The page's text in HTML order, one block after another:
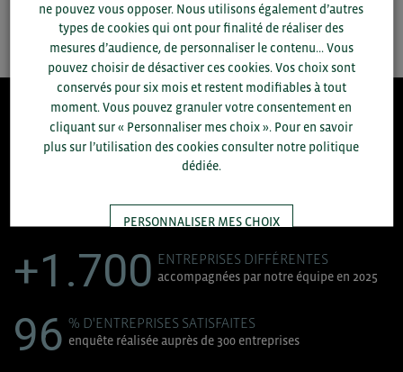
SAUVEGARDER
8.300
+1.700 ENTREPRISES DIFFÉRENTES
accompagnées par notre équipe en 2025
96 % D'ENTREPRISES SATISFAITES
enquête réalisée auprès de 300 entreprises
ne pouvez vous opposer. Nous utilisons également d’autres
types de cookies qui ont pour finalité de réaliser des
mesures d’audience, de personnaliser le contenu... Vous
pouvez choisir de désactiver ces cookies. Vos choix sont
conservés pour six mois et restent modifiables à tout
moment. Vous pouvez granuler votre consentement en
cliquant sur « Personnaliser mes choix ». Pour en savoir
plus sur l’utilisation des cookies consulter notre politique
dédiée.
PERSONNALISER MES CHOIX
TOUT ACCEPTER